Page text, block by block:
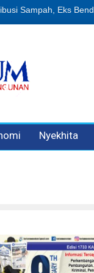
Penipuan Oleh
Nyekhita